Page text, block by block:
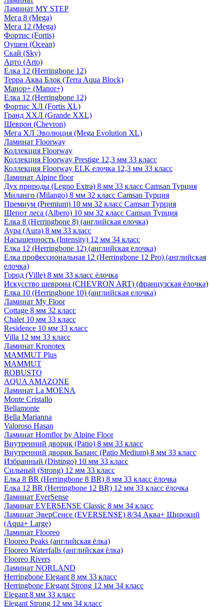
Ламинат MY STEP
Мега 8 (Mega)
Мега 12 (Mega)
Фортис (Fortis)
Оушен (Ocean)
Скай (Sky)
Арто (Arto)
Елка 12 (Herringbone 12)
Терра Аква Блок (Terra Aqua Block)
Манор+ (Manor+)
Елка 12 (Herringbone 12)
Фортис ХЛ (Fortis XL)
Гранд ХХЛ (Grande XXL)
Шеврон (Chevron)
Мега ХЛ Эволюция (Mega Evolution XL)
Ламинат Floorway
Коллекция Floorway
Коллекция Floorway Prestige 12,3 мм 33 класс
Коллекция Floorway ELK елочка 12,3 мм 33 класс
Ламинат Alpine floor
Дух природы (Legno Extra) 8 мм 33 класс Camsan Турция
Миланго (Milango) 8 мм 32 класс Camsan Турция
Премиум (Premium) 10 мм 32 класс Camsan Турция
Шепот леса (Albero) 10 мм 32 класс Camsan Турция
Елка 8 (Herringbone 8) (английская елочка)
Аура (Aura) 8 мм 33 класс
Насыщенность (Intensity) 12 мм 34 класс
Елка 12 (Herringbone 12) (английская елочка)
Елка профессиональная 12 (Herringbone 12 Pro) (английская
елочка)
Город (Ville) 8 мм 33 класс ёлочка
Искусство шеврона (CHEVRON ART) (французская ёлочка)
Елка 10 (Herringbone 10) (английская елочка)
Ламинат My Floor
Cottage 8 мм 32 класс
Chalet 10 мм 33 класс
Residence 10 мм 33 класс
Villa 12 мм 33 класс
Ламинат Kronotex
MAMMUT Plus
MAMMUT
ROBUSTO
AQUA AMAZONE
Ламинат La MOENA
Monte Cristallo
Bellamonte
Bella Marianna
Valoroso Hasan
Ламинат Homflor by Alpine Floor
Внутренний дворик (Patio) 8 мм 33 класс
Внутренний дворик Баланс (Patio Medium) 8 мм 33 класс
Избранный (Distingo) 10 мм 33 класс
Сильный (Strong) 12 мм 33 класс
Елка 8 BR (Herringbone 8 BR) 8 мм 33 класс ёлочка
Елка 12 BR (Herringbone 12 BR) 12 мм 33 класс ёлочка
Ламинат EverSense
Ламинат EVERSENSE Classic 8 мм 34 класс
Ламинат ЭверСенсе (EVERSENSE) 8/34 Аква+ Широкий
(Aqua+ Large)
Ламинат Flooreo
Flooreo Peaks (английская ёлка)
Flooreo Waterfalls (английская ёлка)
Flooreo Rivers
Ламинат NORLAND
Herringbone Elegant 8 мм 33 класс
Herringbone Elegant Strong 12 мм 34 класс
Elegant 8 мм 33 класс
Elegant Strong 12 мм 34 класс